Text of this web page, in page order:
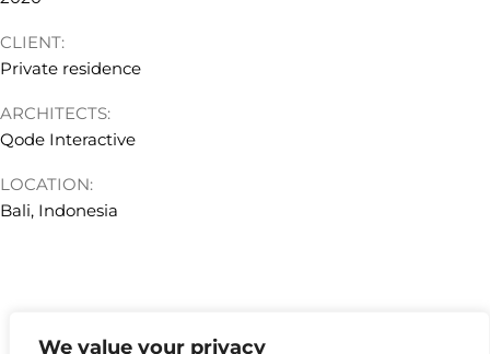
We value your privacy
CLIENT:
Private residence
ARCHITECTS:
Qode Interactive
LOCATION:
Bali, Indonesia